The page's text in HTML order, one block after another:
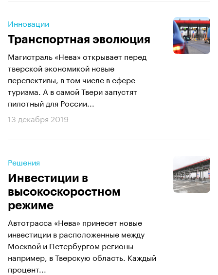
Инновации
Транспортная эволюция
Магистраль «Нева» открывает перед
тверской экономикой новые
перспективы, в том числе в сфере
туризма. А в самой Твери запустят
пилотный для России...
13 декабря 2019
Решения
Инвестиции в
высокоскоростном
режиме
Автотрасса «Нева» принесет новые
инвестиции в расположенные между
Москвой и Петербургом регионы —
например, в Тверскую область. Каждый
процент...